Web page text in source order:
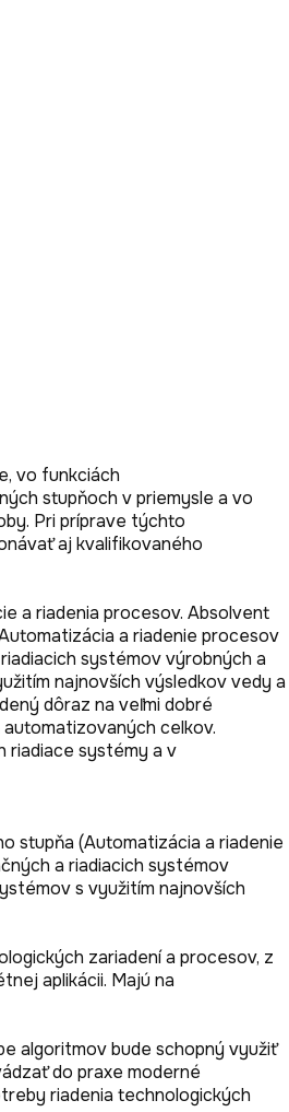
vo funkciách
stupňoch v priemysle a vo
Pri príprave týchto
aj kvalifikovaného
a riadenia procesov. Absolvent
a riadenie procesov
systémov výrobných a
najnovších výsledkov vedy a
dôraz na veľmi dobré
celkov.
riadiace systémy a v
stupňa (Automatizácia a riadenie
a riadiacich systémov
s využitím najnovších
zariadení a procesov, z
aplikácii. Majú na
algoritmov bude schopný využiť
do praxe moderné
riadenia technologických